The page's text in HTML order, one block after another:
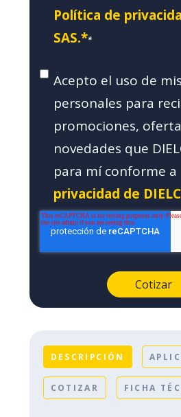
Política de
SAS.**
Acepto el uso de
personales para
promociones,
novedades que
para mí conforme a
privacidad de
DESCRIPCIÓN
COTIZAR FICHA